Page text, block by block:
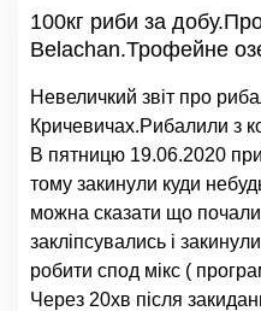
100кг риби за
Belachan.Трофейне
Невеличкий звіт про
Кричевичах.Рибалили з
В пятницю 19.06.2020
тому закинули куди
можна сказати що
закліпсувались і
робити спод мікс (
Через 20хв після